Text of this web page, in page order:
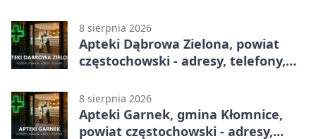
8 sierpnia 2026
Apteki Dąbrowa Zielona, powiat
częstochowski - adresy, telefony,
8 sierpnia 2026
Apteki Garnek, gmina Kłomnice,
powiat częstochowski - adresy,